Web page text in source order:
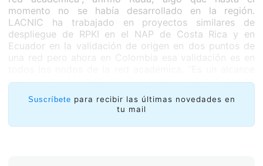
momento no se había desarrollado en la región.
LACNIC ha trabajado en proyectos similares de
despliegue de RPKI en el NAP de Costa Rica y en
Ecuador en la validación de origen en dos puntos de
una red pero ahora en Colombia esa validación es en
masivo, mucho más difícil, un reto distinto”, señaló
En RENATA se van a utilizar herramientas que ya
existen y facilitan el uso de RPKI y la validación de
Suscríbete para recibir las últimas novedades en
tu mail